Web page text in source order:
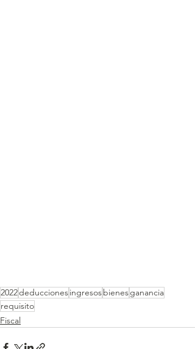
2022deduccionesingresosbienesganancia
requisito
Fiscal